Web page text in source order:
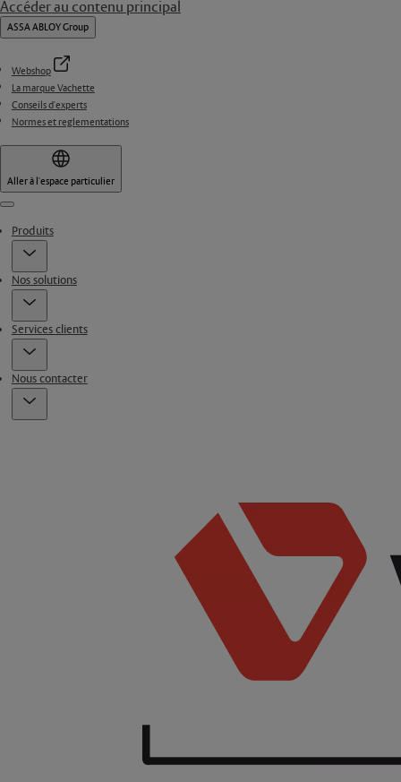
Accéder au contenu principal
ASSA ABLOY Group
Webshop
La marque Vachette
Conseils d'experts
Normes et reglementations
Aller à l'espace particulier
Menu
Produits
Nos solutions
Services clients
Nous contacter